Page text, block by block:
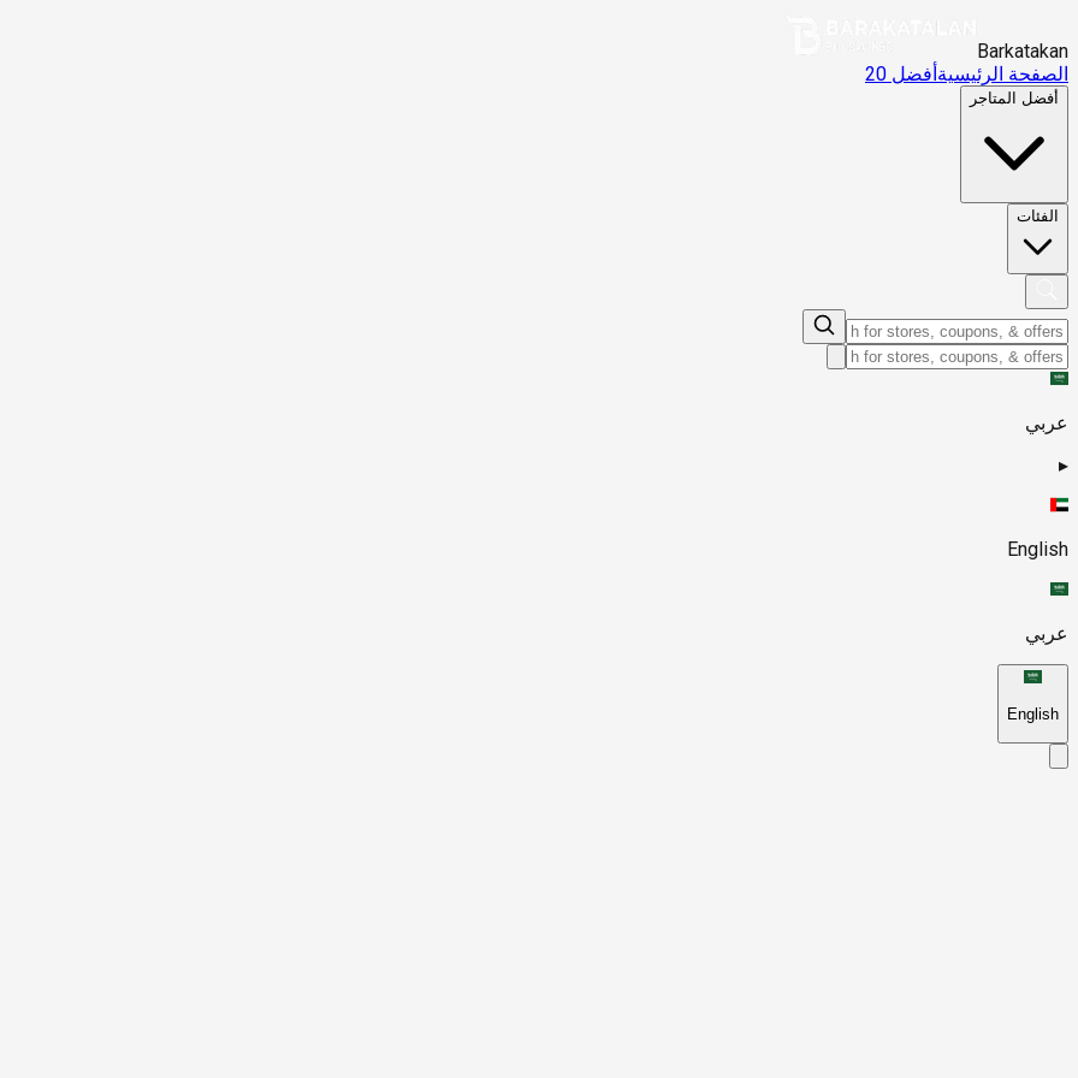
Barkatakan
الصفحة الرئيسيةأفضل 20
أفضل المتاجر
الفئات
عربي
▸
English
عربي
English